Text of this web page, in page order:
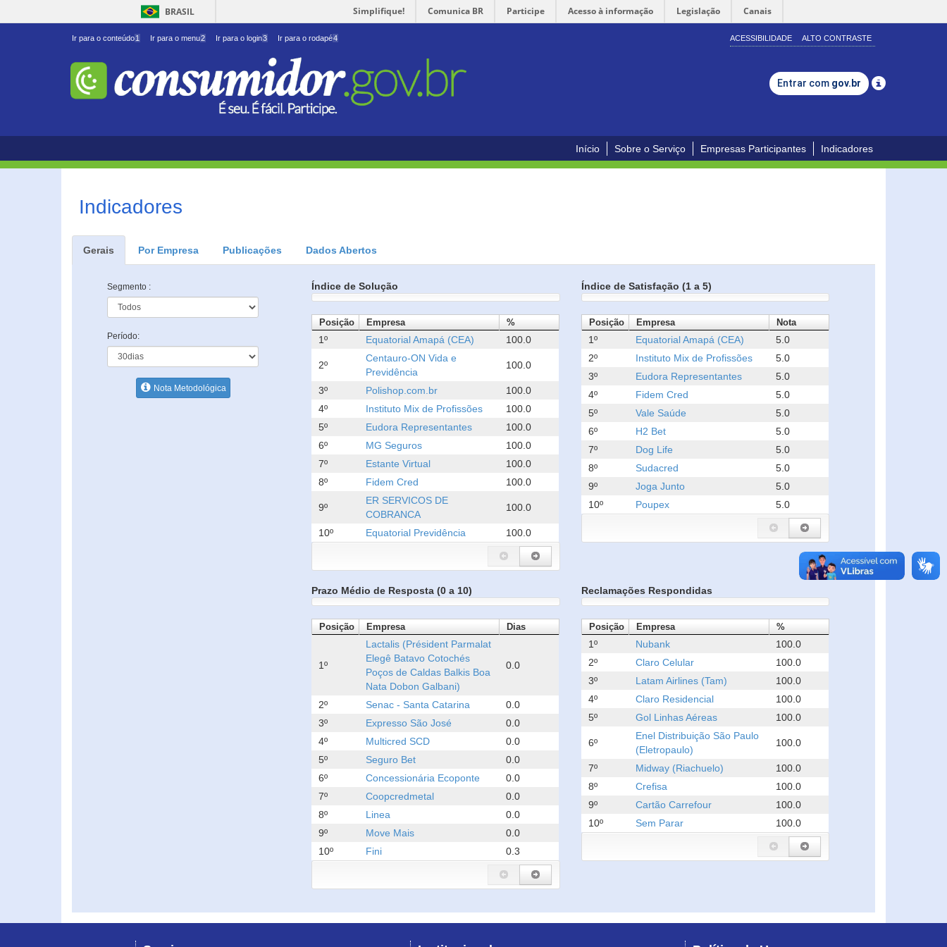
BRASIL Simplifique! Comunica BR Participe Acesso à informação Legislação Canais
Ir para o conteúdo1 Ir para o menu2 Ir para o login3 Ir para o rodapé4 ACESSIBILIDADE ALTO CONTRASTE
Entrar com gov.br
Início Sobre o Serviço Empresas Participantes Indicadores
Indicadores
Gerais Por Empresa Publicações Dados Abertos
Segmento :
Período:
Nota Metodológica
Índice de Solução
Posição Empresa %
1º Equatorial Amapá (CEA) 100.0
2º
Centauro-ON Vida e
Previdência
100.0
3º Polishop.com.br
100.0
4º
Instituto Mix de Profissões
100.0
5º
Eudora Representantes
100.0
6º
MG Seguros
100.0
7º
Estante Virtual
100.0
8º
Fidem Cred 100.0
9º
ER SERVICOS DE
COBRANCA
100.0
10º Equatorial Previdência 100.0
Índice de Satisfação (1 a 5)
Posição Empresa Nota
1º Equatorial Amapá (CEA)
5.0
2º
Instituto Mix de Profissões
5.0
3º
Eudora Representantes
5.0
4º
Fidem Cred
5.0
5º
Vale Saúde
5.0
6º
H2 Bet
5.0
7º
Dog Life
5.0
8º
Sudacred
5.0
9º
Joga Junto
5.0
10º
Poupex 5.0
Prazo Médio de Resposta (0 a 10)
Posição Empresa Dias
1º
Lactalis (Président Parmalat
Elegê Batavo Cotochés
Poços de Caldas Balkis Boa
Nata Dobon Galbani)
0.0
2º Senac - Santa Catarina
0.0
3º
Expresso São José
0.0
4º
Multicred SCD
0.0
5º
Seguro Bet
0.0
6º
Concessionária Ecoponte
0.0
7º
Coopcredmetal
0.0
8º
Linea
0.0
9º
Move Mais
0.0
10º
Fini 0.3
Reclamações Respondidas
Posição Empresa %
1º Nubank
100.0
2º
Claro Celular
100.0
3º
Latam Airlines (Tam)
100.0
4º
Claro Residencial
100.0
5º
Gol Linhas Aéreas 100.0
6º
Enel Distribuição São Paulo
(Eletropaulo)
100.0
7º Midway (Riachuelo)
100.0
8º
Crefisa
100.0
9º
Cartão Carrefour
100.0
10º
Sem Parar 100.0